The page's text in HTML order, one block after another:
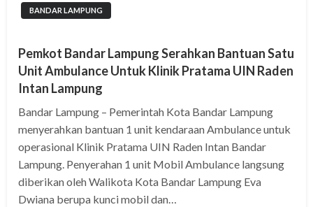
BANDAR LAMPUNG
Pemkot Bandar Lampung Serahkan Bantuan Satu
Unit Ambulance Untuk Klinik Pratama UIN Raden
Intan Lampung
Bandar Lampung – Pemerintah Kota Bandar Lampung
menyerahkan bantuan 1 unit kendaraan Ambulance untuk
operasional Klinik Pratama UIN Raden Intan Bandar
Lampung. Penyerahan 1 unit Mobil Ambulance langsung
diberikan oleh Walikota Kota Bandar Lampung Eva
Dwiana berupa kunci mobil dan…